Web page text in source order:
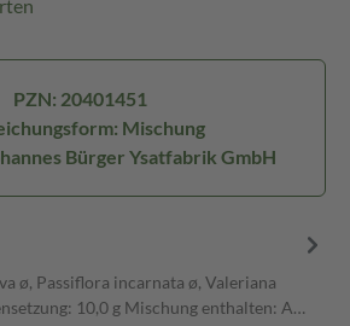
PZN: 20401451
Mischung
Bürger Ysatfabrik GmbH
ø, Passiflora incarnata ø, Valeriana
10,0 g Mischung enthalten: A…